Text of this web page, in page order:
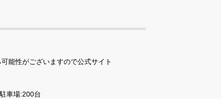
能性がございますので公式サイト
車場:200台